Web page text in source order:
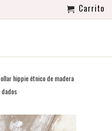
Carrito
hippie étnico de madera
dados